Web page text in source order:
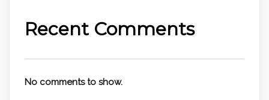
Recent Comments
No comments to show.